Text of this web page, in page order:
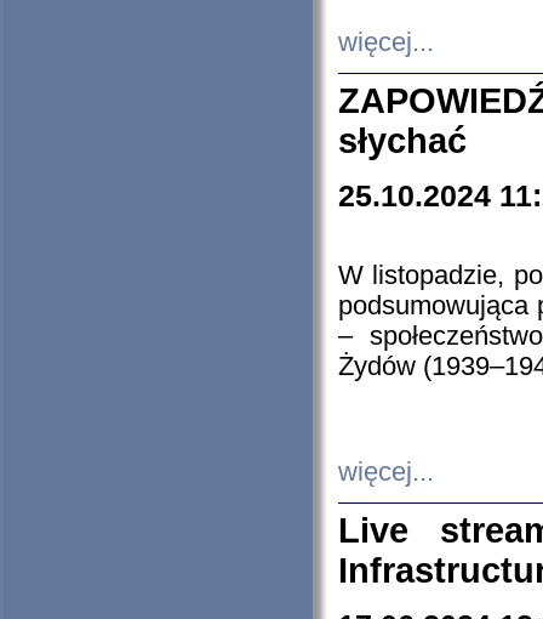
więcej...
słychać
25.10.2024
W listopadzie,
podsumowująca
–
Żydów
więcej...
Live